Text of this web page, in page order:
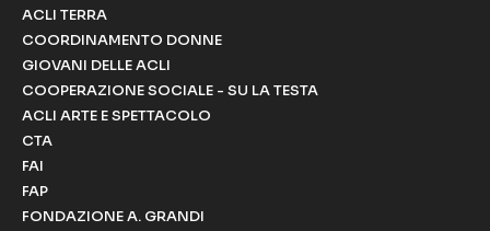
ACLI TERRA
COORDINAMENTO DONNE
GIOVANI DELLE ACLI
COOPERAZIONE SOCIALE - SU LA TESTA
ACLI ARTE E SPETTACOLO
CTA
FAI
FAP
FONDAZIONE A. GRANDI